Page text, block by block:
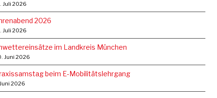
Juli 2026
2026
Juli 2026
im Landkreis München
Juni 2026
beim E‑Mobilitätslehrgang
2026